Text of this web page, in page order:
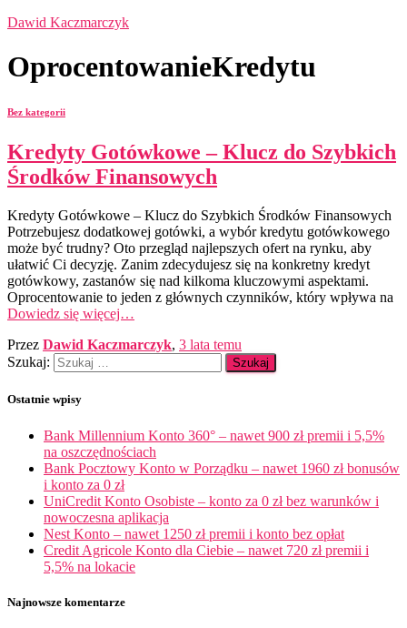
Dawid Kaczmarczyk
OprocentowanieKredytu
Bez kategorii
Kredyty Gotówkowe – Klucz do Szybkich
Środków Finansowych
Kredyty Gotówkowe – Klucz do Szybkich Środków Finansowych
Potrzebujesz dodatkowej gotówki, a wybór kredytu gotówkowego
może być trudny? Oto przegląd najlepszych ofert na rynku, aby
ułatwić Ci decyzję. Zanim zdecydujesz się na konkretny kredyt
gotówkowy, zastanów się nad kilkoma kluczowymi aspektami.
Oprocentowanie to jeden z głównych czynników, który wpływa na
Dowiedz się więcej…
Przez Dawid Kaczmarczyk, 3 lata temu
Szukaj:
Ostatnie wpisy
Bank Millennium Konto 360° – nawet 900 zł premii i 5,5%
na oszczędnościach
Bank Pocztowy Konto w Porządku – nawet 1960 zł bonusów
i konto za 0 zł
UniCredit Konto Osobiste – konto za 0 zł bez warunków i
nowoczesna aplikacja
Nest Konto – nawet 1250 zł premii i konto bez opłat
Credit Agricole Konto dla Ciebie – nawet 720 zł premii i
5,5% na lokacie
Najnowsze komentarze